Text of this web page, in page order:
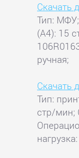
Скачать
Тип: МФУ;
(А4): 15
ручная;
Скачать
Тип:
стр/мин;